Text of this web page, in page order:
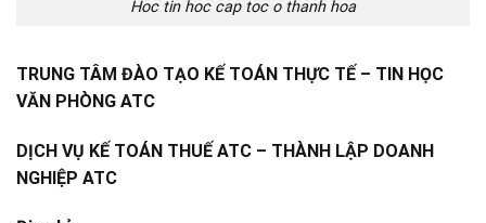
Hoc tin hoc cap toc o thanh hoa
TRUNG TÂM ĐÀO TẠO KẾ TOÁN THỰC TẾ – TIN HỌC
VĂN PHÒNG ATC
DỊCH VỤ KẾ TOÁN THUẾ ATC – THÀNH LẬP DOANH
NGHIỆP ATC